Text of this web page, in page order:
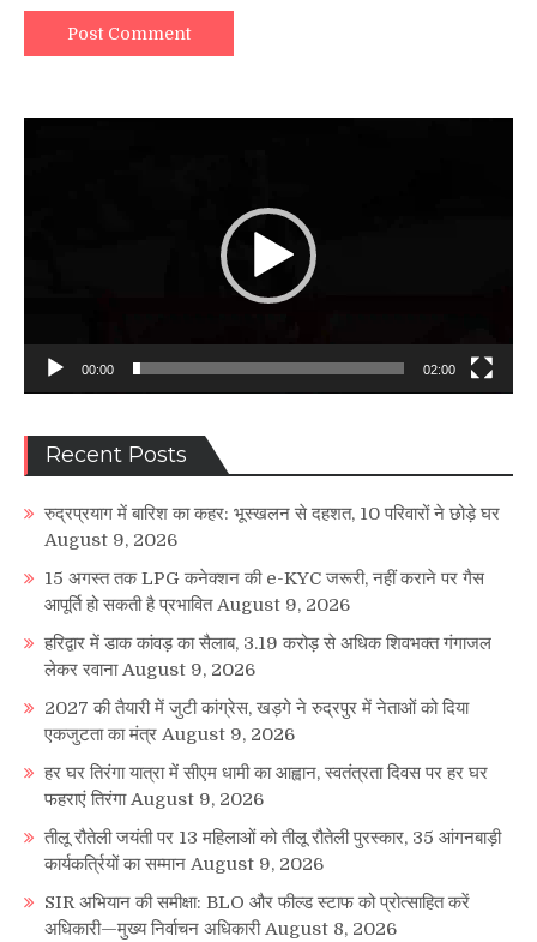
00:00 02:00
Recent Posts
रुद्रप्रयाग में बारिश का कहर: भूस्खलन से दहशत, 10 परिवारों ने छोड़े घर
August 9, 2026
15 अगस्त तक LPG कनेक्शन की e-KYC जरूरी, नहीं कराने पर गैस
आपूर्ति हो सकती है प्रभावित August 9, 2026
हरिद्वार में डाक कांवड़ का सैलाब, 3.19 करोड़ से अधिक शिवभक्त गंगाजल
लेकर रवाना August 9, 2026
2027 की तैयारी में जुटी कांग्रेस, खड़गे ने रुद्रपुर में नेताओं को दिया
एकजुटता का मंत्र August 9, 2026
हर घर तिरंगा यात्रा में सीएम धामी का आह्वान, स्वतंत्रता दिवस पर हर घर
फहराएं तिरंगा August 9, 2026
तीलू रौतेली जयंती पर 13 महिलाओं को तीलू रौतेली पुरस्कार, 35 आंगनबाड़ी
कार्यकर्त्रियों का सम्मान August 9, 2026
SIR अभियान की समीक्षा: BLO और फील्ड स्टाफ को प्रोत्साहित करें
अधिकारी—मुख्य निर्वाचन अधिकारी August 8, 2026